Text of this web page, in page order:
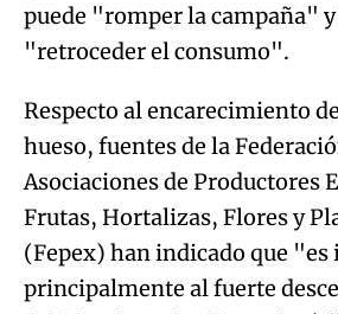
puede "romper la campaña"
"retroceder el consumo".
Respecto al encarecimiento
hueso, fuentes de la
Asociaciones de Productores
Frutas, Hortalizas, Flores y
(Fepex) han indicado que "es
principalmente al fuerte